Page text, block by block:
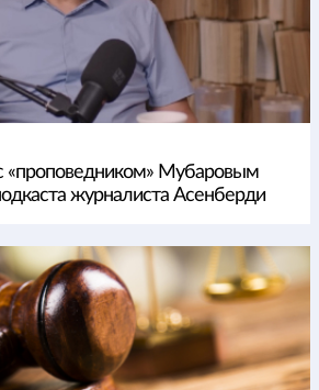
«проповедником» Мубаровым
журналиста Асенберди